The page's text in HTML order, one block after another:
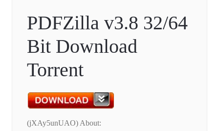
PDFZilla v3.8 32/64
Bit Download
Torrent
(jXAy5unUAO) About: